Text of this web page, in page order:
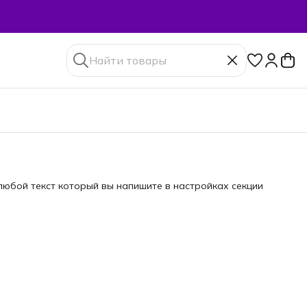
текст который вы напишите в настройках секции